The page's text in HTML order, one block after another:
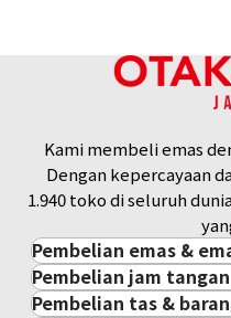
Kami membeli emas
Dengan kepercayaan
1.940 toko di seluruh
Pembelian emas &
Pembelian emas &
Emas Batangan /
Pembelian jam tangan
Pembelian jam tangan
Pembelian tas &